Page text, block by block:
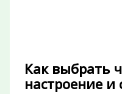
Как выбрать
настроение